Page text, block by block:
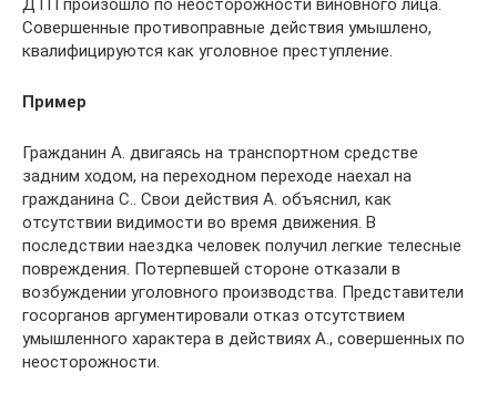
ДТП произошло по неосторожности виновного лица.
Совершенные противоправные действия умышлено,
квалифицируются как уголовное преступление.
Пример
Гражданин А. двигаясь на транспортном средстве
задним ходом, на переходном переходе наехал на
гражданина С.. Свои действия А. объяснил, как
отсутствии видимости во время движения. В
последствии наездка человек получил легкие телесные
повреждения. Потерпевшей стороне отказали в
возбуждении уголовного производства. Представители
госорганов аргументировали отказ отсутствием
умышленного характера в действиях А., совершенных по
неосторожности.